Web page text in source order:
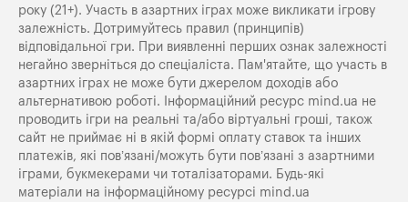
року (21+). Участь в азартних іграх може викликати ігрову
залежність. Дотримуйтесь правил (принципів)
відповідальної гри. При виявленні перших ознак залежності
негайно зверніться до спеціаліста. Пам'ятайте, що участь в
азартних іграх не може бути джерелом доходів або
альтернативою роботі. Інформаційний ресурс mind.ua не
проводить ігри на реальні та/або віртуальні гроші, також
сайт не приймає ні в якій формі оплату ставок та інших
платежів, які пов’язані/можуть бути пов’язані з азартними
іграми, букмекерами чи тоталізаторами. Будь-які
матеріали на інформаційному ресурсі mind.ua